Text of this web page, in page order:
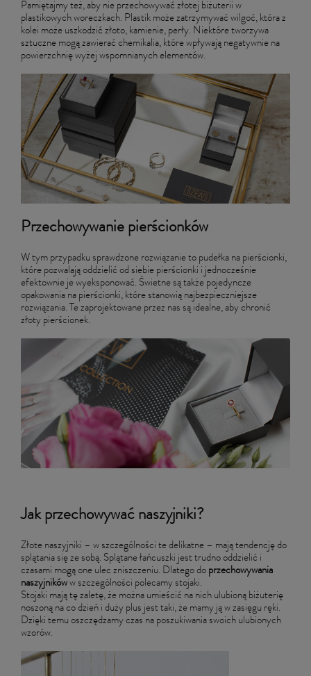
Pamiętajmy też, aby nie przechowywać złotej biżuterii w
plastikowych woreczkach. Plastik może zatrzymywać wilgoć, która z
kolei może uszkodzić złoto, kamienie, perły. Niektóre tworzywa
sztuczne mogą zawierać chemikalia, które wpływają negatywnie na
powierzchnię wyżej wspomnianych elementów.
Przechowywanie pierścionków
W tym przypadku sprawdzone rozwiązanie to pudełka na pierścionki,
które pozwalają oddzielić od siebie pierścionki i jednocześnie
efektownie je wyeksponować. Świetne są także pojedyncze
opakowania na pierścionki, które stanowią najbezpieczniejsze
rozwiązania. Te zaprojektowane przez nas są idealne, aby chronić
złoty pierścionek.
Jak przechowywać naszyjniki?
Złote naszyjniki – w szczególności te delikatne – mają tendencję do
splątania się ze sobą. Splątane łańcuszki jest trudno oddzielić i
czasami mogą one ulec zniszczeniu. Dlatego do przechowywania
naszyjników w szczególności polecamy stojaki.
Stojaki mają tę zaletę, że można umieścić na nich ulubioną biżuterię
noszoną na co dzień i duży plus jest taki, że mamy ją w zasięgu ręki.
Dzięki temu oszczędzamy czas na poszukiwania swoich ulubionych
wzorów.